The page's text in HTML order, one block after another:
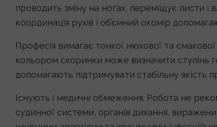
проводить зміну на ногах, переміщує листи
координація рухів і об’ємний окомір
Професія вимагає тонкої нюхової та
кольором скоринки може визначити ступінь
допомагають підтримувати стабільну якість
Існують і медичні обмеження. Робота не
судинної системи, органів дихання,